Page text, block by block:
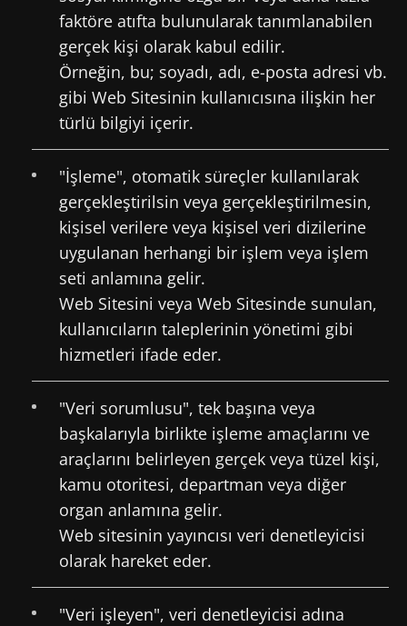
faktöre atıfta bulunularak tanımlanabilen
gerçek kişi olarak kabul edilir.
Örneğin, bu; soyadı, adı, e-posta adresi vb.
gibi Web Sitesinin kullanıcısına ilişkin her
türlü bilgiyi içerir.
"İşleme", otomatik süreçler kullanılarak
gerçekleştirilsin veya gerçekleştirilmesin,
kişisel verilere veya kişisel veri dizilerine
uygulanan herhangi bir işlem veya işlem
seti anlamına gelir.
Web Sitesini veya Web Sitesinde sunulan,
kullanıcıların taleplerinin yönetimi gibi
hizmetleri ifade eder.
"Veri sorumlusu", tek başına veya
başkalarıyla birlikte işleme amaçlarını ve
araçlarını belirleyen gerçek veya tüzel kişi,
kamu otoritesi, departman veya diğer
organ anlamına gelir.
Web sitesinin yayıncısı veri denetleyicisi
olarak hareket eder.
"Veri işleyen", veri denetleyicisi adına